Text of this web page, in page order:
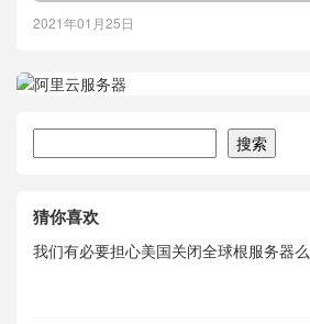
2021年01月25日
搜索
猜你喜欢
我们有必要担心美国关闭全球根服务器么